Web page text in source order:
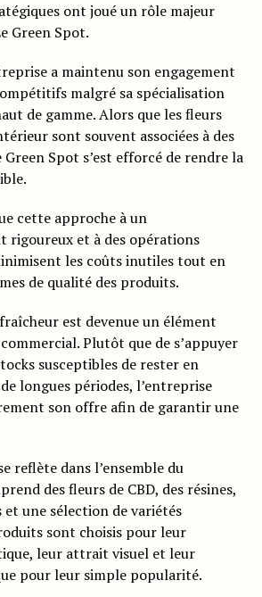
ont joué un rôle majeur
Green Spot.
a maintenu son engagement
malgré sa spécialisation
de gamme. Alors que les fleurs
sont souvent associées à des
Spot s’est efforcé de rendre la
cette approche à un
rigoureux et à des opérations
les coûts inutiles tout en
de qualité des produits.
est devenue un élément
Plutôt que de s’appuyer
susceptibles de rester en
longues périodes, l’entreprise
son offre afin de garantir une
reflète dans l’ensemble du
des fleurs de CBD, des résines,
et une sélection de variétés
sont choisis pour leur
leur attrait visuel et leur
pour leur simple popularité.